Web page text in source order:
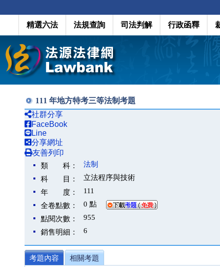
精選六法 法規查詢 司法判解 行政函釋
111 年地方特考三等法制考題
社群分享
FaceBook
Line
分享網址
友善列印
類 科：
法制
科 目：
立法程序與技術
年 度：
111
全卷點數：
0 點
點閱次數：
955
銷售明細：
6
考題內容
相關考題